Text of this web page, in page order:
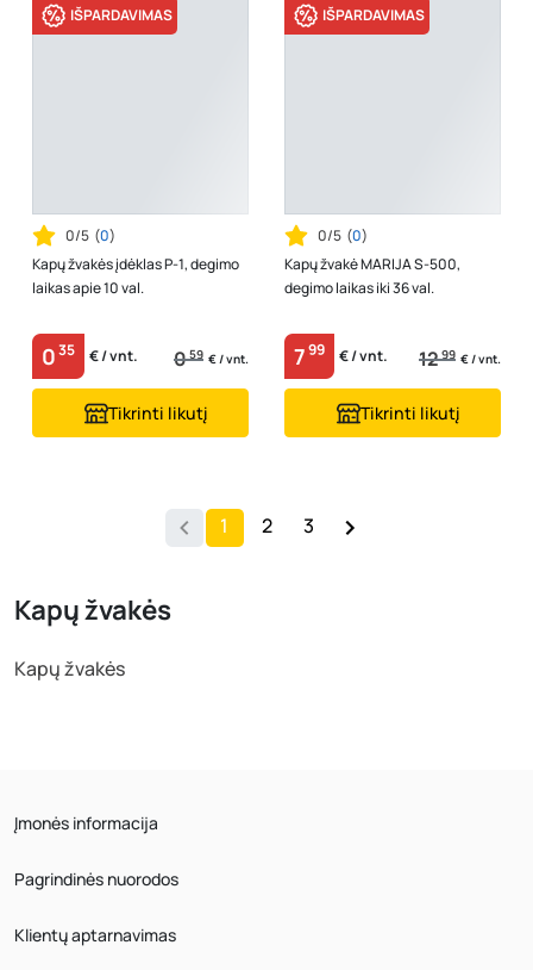
IŠPARDAVIMAS
0/5 (0)
Kapų žvakės įdėklas P-1, degimo
laikas apie 10 val.
035 € / vnt. 059 € / vnt.
Tikrinti likutį
IŠPARDAVIMAS
0/5 (0)
Kapų žvakė MARIJA S-500,
degimo laikas iki 36 val.
799 € / vnt. 1299 € / vnt.
Tikrinti likutį
1 2 3
Kapų žvakės
Kapų žvakės
Įmonės informacija
Pagrindinės nuorodos
Klientų aptarnavimas